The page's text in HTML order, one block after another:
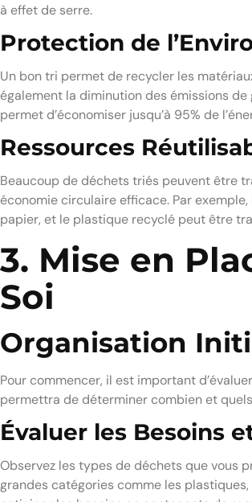
à effet de serre.
Protection de
Un bon tri permet de recycler les
également la diminution des émissions de
permet d’économiser jusqu’à 95% de
Ressources
Beaucoup de déchets triés peuvent être
économie circulaire efficace. Par
papier, et le plastique recyclé peut être
3. Mise en
Soi
Organisation
Pour commencer, il est important
permettra de déterminer combien et
Évaluer les Besoins
Observez les types de déchets que vous
grandes catégories comme les